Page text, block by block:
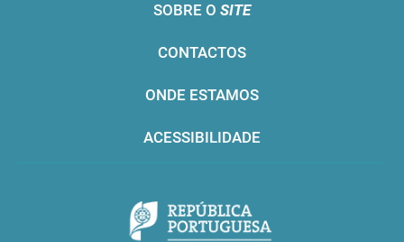
SOBRE O SITE
CONTACTOS
ONDE ESTAMOS
ACESSIBILIDADE